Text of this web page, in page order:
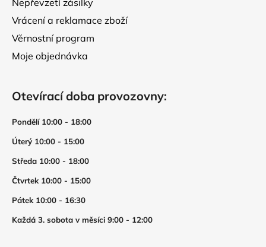
Nepřevzetí zásilky
Vrácení a reklamace zboží
Věrnostní program
Moje objednávka
Otevírací doba provozovny:
Pondělí 10:00 - 18:00
Úterý 10:00 - 15:00
Středa 10:00 - 18:00
Čtvrtek 10:00 - 15:00
Pátek 10:00 - 16:30
Každá 3. sobota v měsíci 9:00 - 12:00